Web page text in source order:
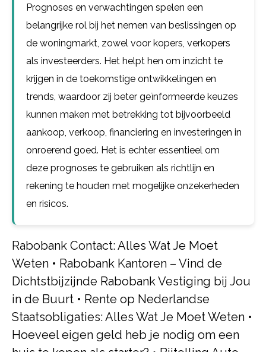
Prognoses en verwachtingen spelen een
belangrijke rol bij het nemen van beslissingen op
de woningmarkt, zowel voor kopers, verkopers
als investeerders. Het helpt hen om inzicht te
krijgen in de toekomstige ontwikkelingen en
trends, waardoor zij beter geïnformeerde keuzes
kunnen maken met betrekking tot bijvoorbeeld
aankoop, verkoop, financiering en investeringen in
onroerend goed. Het is echter essentieel om
deze prognoses te gebruiken als richtlijn en
rekening te houden met mogelijke onzekerheden
en risicos.
Rabobank Contact: Alles Wat Je Moet
Weten • Rabobank Kantoren – Vind de
Dichtstbijzijnde Rabobank Vestiging bij Jou
in de Buurt • Rente op Nederlandse
Staatsobligaties: Alles Wat Je Moet Weten •
Hoeveel eigen geld heb je nodig om een